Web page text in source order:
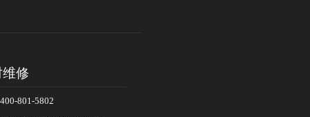
维修
801-5802